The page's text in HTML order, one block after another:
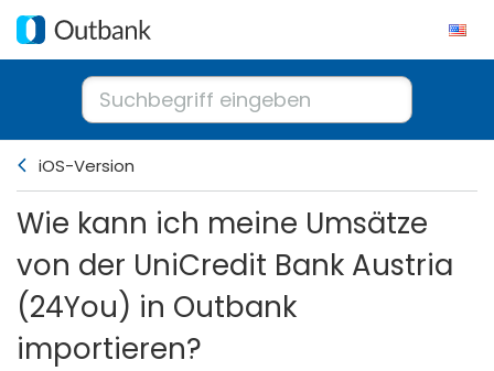
iOS-Version
Wie kann ich meine Umsätze
von der UniCredit Bank Austria
(24You) in Outbank
importieren?